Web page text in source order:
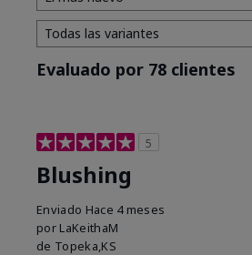
Evaluado por 78 clientes
5
Blushing
Enviado Hace 4 meses
por LaKeithaM
de Topeka,KS